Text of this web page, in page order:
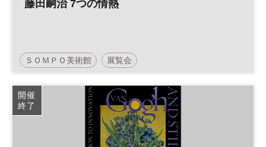
藤田嗣治 7つの情熱
ＳＯＭＰＯ美術館 展覧会
開催
終了